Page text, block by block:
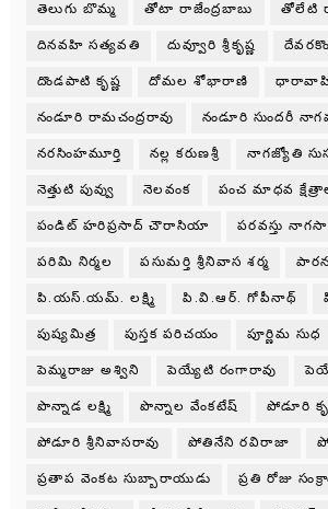
తెలుగు బొమ్మ తోటా రాజేంద్రబాబు తోలేటి
దినవహి సత్యవతి దువ్వూరి శ్రీకృష్ణ
దొండపాటి కృష్ణ దోమల శోభారాణి
నండూరి రామచంద్రరావు నండూరి సుందరీ
నరసింహమూర్తి నల్ల కరుణశ్రీ నాగజ్యోతి
నెత్తుటి పువ్వు నెలవంక పంచ మాధవ
పండిట్ హరిప్రసాద్ చౌరాసియా పరవస్తు
పరిమి నిర్మల పసుమర్తి శ్రీనివాస శర్మ
పి.యస్.యమ్. లక్ష్మి పి.వి.ఆర్. గోపీనాథ్
పుష్యమిత్ర పుస్తక పరిచయం పూర్ణిమ సుధ
పెమ్మరాజు అశ్విని పెయ్యేటి రంగారావు
పొన్నాడ లక్ష్మి పొన్నాల వేంకటేష్ పోడూరి
పోడూరి శ్రీనివాసరావు పోతినేని రవిరాజా
ప్రతాప వెంకట సుబ్బారాయుడు ప్రతి రోజు